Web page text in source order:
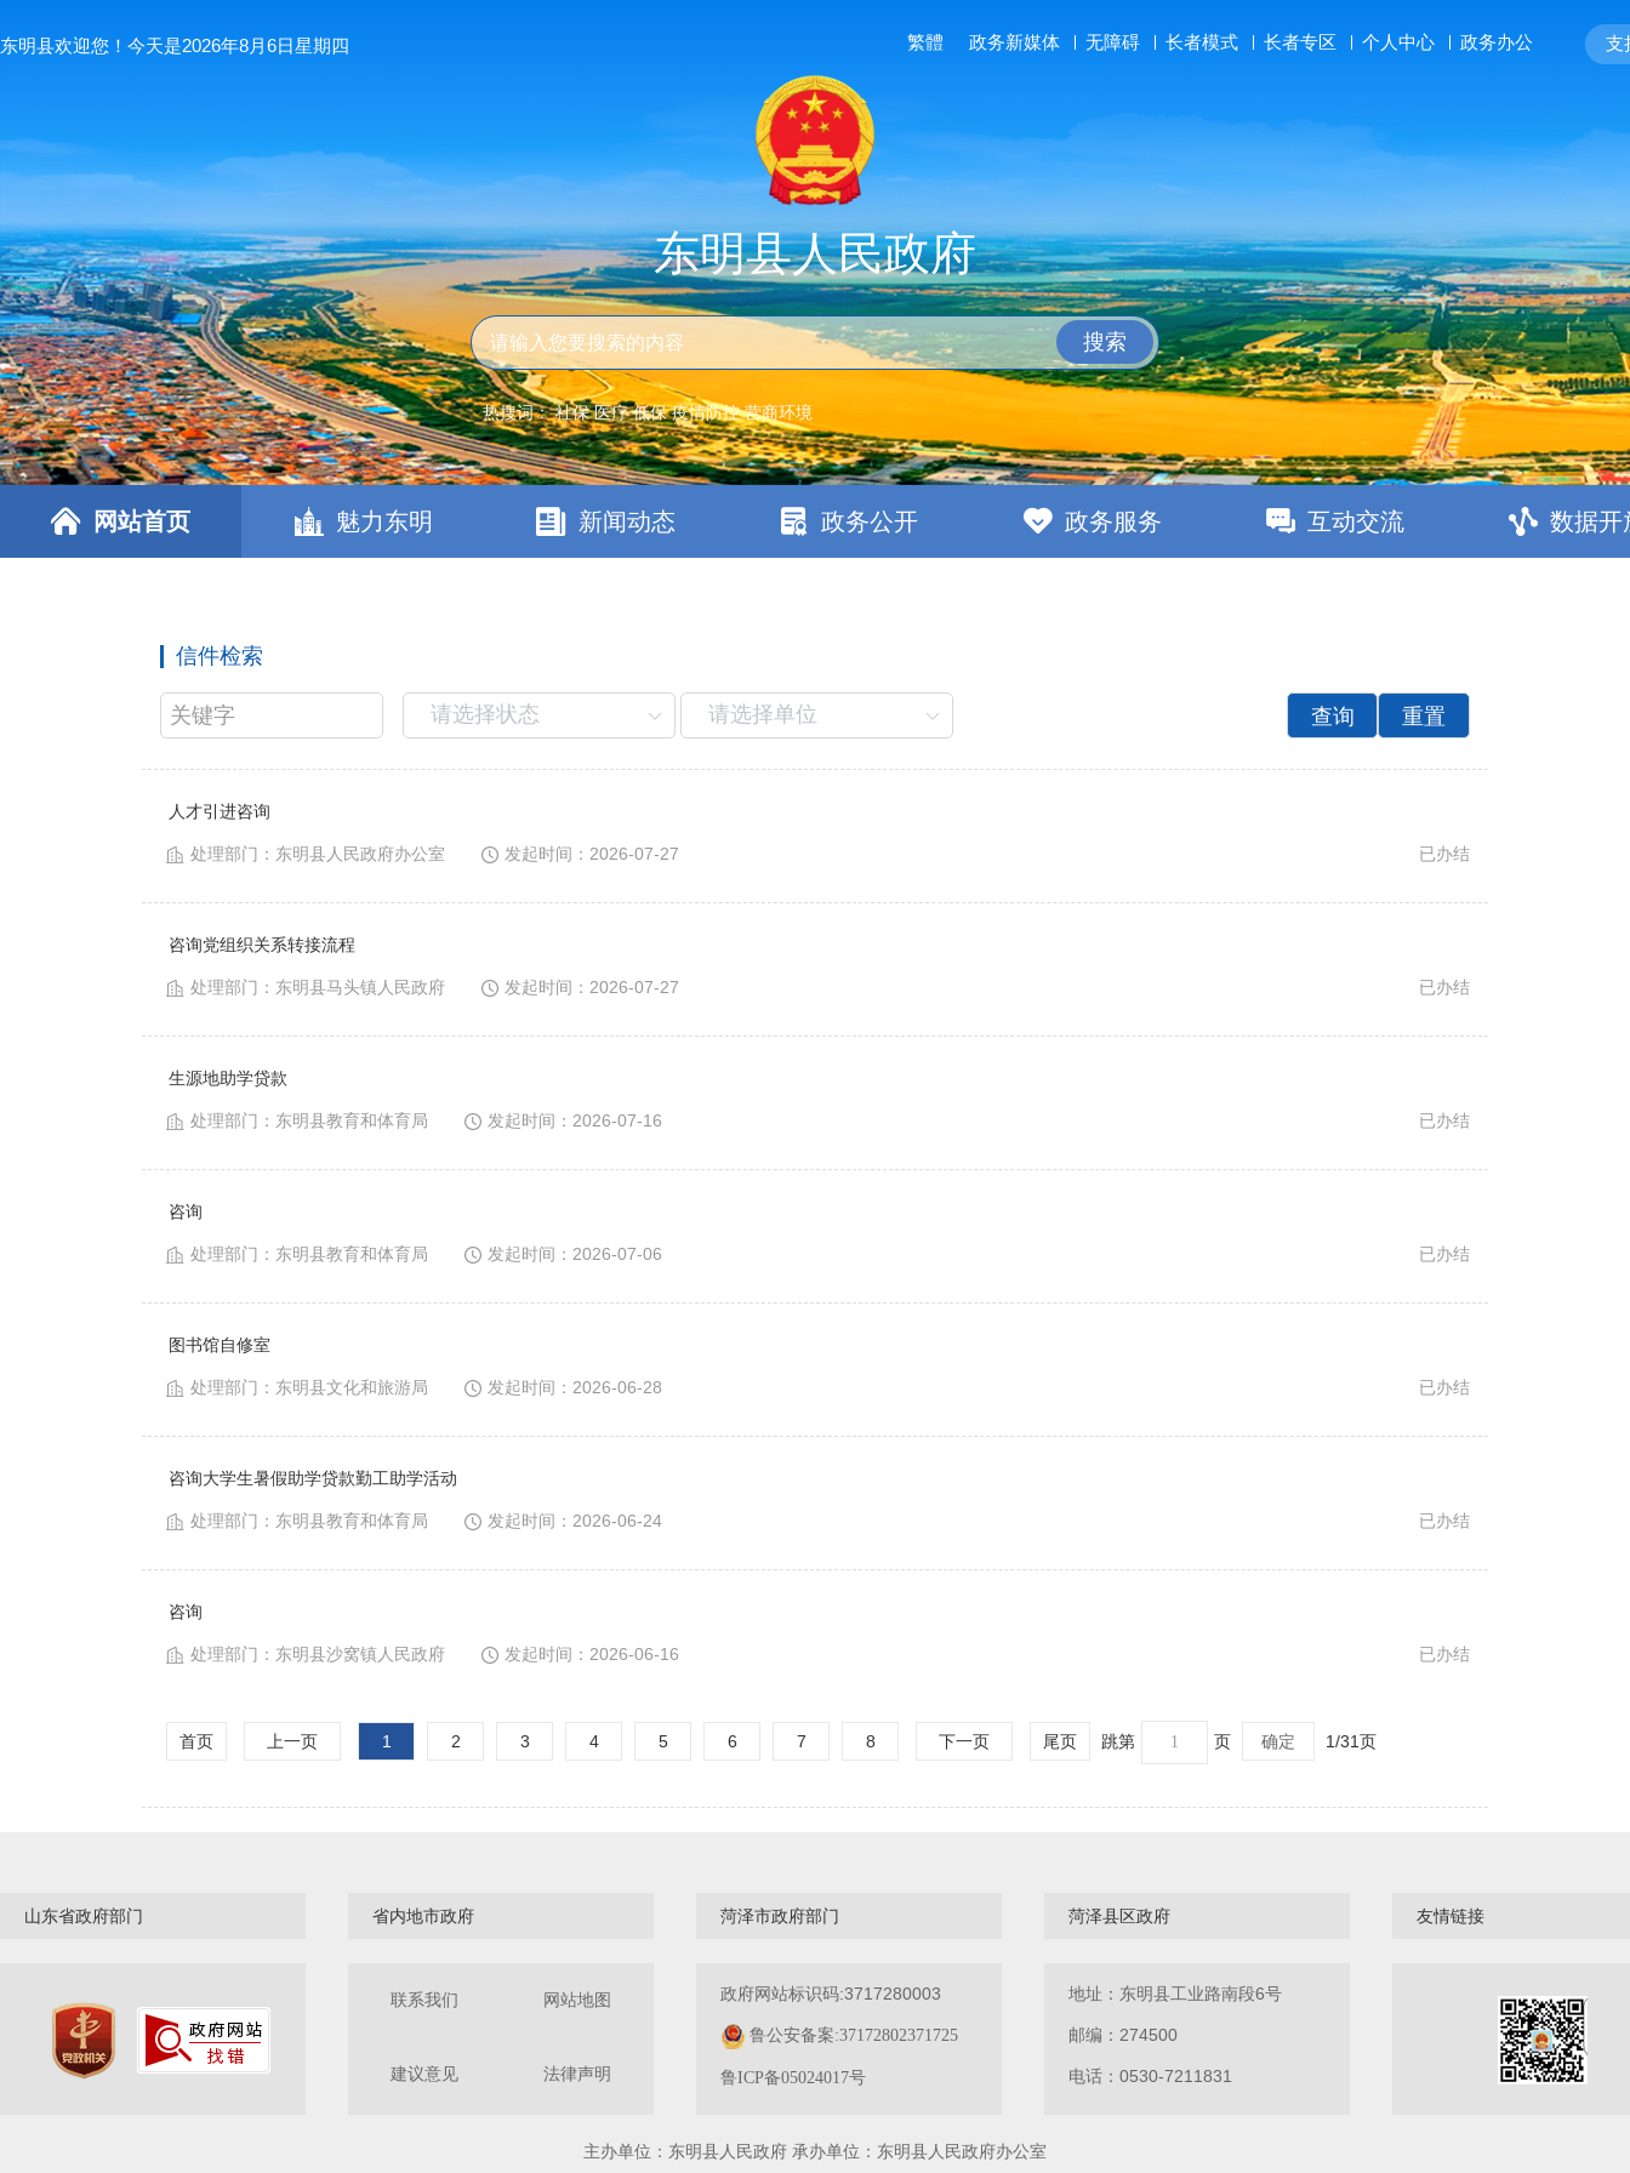
东明县欢迎您！今天是2026年8月6日星期四 繁體 政务新媒体 无障碍 长者模式 长者专区 个人中心 政务办公 支
东明县人民政府
搜索
热搜词： 社保 医疗 低保 疫情防控 营商环境
网站首页 魅力东明 新闻动态 政务公开 政务服务 互动交流 数据开
信件检索
人才引进咨询
处理部门： 东明县人民政府办公室 发起时间： 2026-07-27 已办结
咨询党组织关系转接流程
处理部门： 东明县马头镇人民政府 发起时间： 2026-07-27 已办结
生源地助学贷款
处理部门： 东明县教育和体育局 发起时间： 2026-07-16 已办结
咨询
处理部门： 东明县教育和体育局 发起时间： 2026-07-06 已办结
图书馆自修室
处理部门： 东明县文化和旅游局 发起时间： 2026-06-28 已办结
咨询大学生暑假助学贷款勤工助学活动
处理部门： 东明县教育和体育局 发起时间： 2026-06-24 已办结
咨询
处理部门： 东明县沙窝镇人民政府 发起时间： 2026-06-16 已办结
首页 上一页 1 2 3 4 5 6 7 8 下一页 尾页 跳第 页 确定 1/31页
山东省政府部门 省内地市政府 菏泽市政府部门 菏泽县区政府 友情链接
联系我们 网站地图
建议意见 法律声明
政府网站标识码:3717280003
鲁公安备案:37172802371725
鲁ICP备05024017号
地址：东明县工业路南段6号
邮编：274500
电话：0530-7211831
主办单位：东明县人民政府 承办单位：东明县人民政府办公室